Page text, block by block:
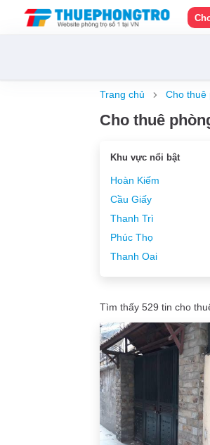
Trang chủ Cho thuê
Cho thuê
Khu vực nổi bật
Hoàn Kiếm
Cầu Giấy
Thanh Trì
Phúc Thọ
Thanh Oai
Tìm thấy 529 tin cho